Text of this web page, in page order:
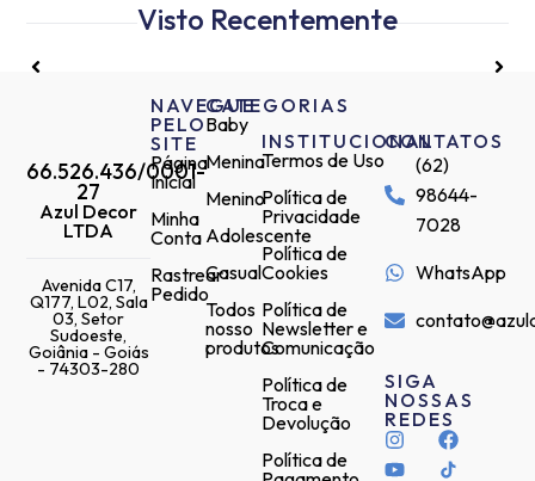
Visto Recentemente
66.526.436/0001-
27
Azul Decor
LTDA
Avenida C17,
Q177, L02, Sala
03, Setor
Sudoeste,
Goiânia - Goiás
- 74303-280
NAVEGUE
PELO
SITE
Página
Inicial
Minha
Conta
Rastrear
Pedido
CATEGORIAS
Baby
Menina
Menino
Adolescente
Casual
Todos
nosso
produtos
INSTITUCIONAL
Termos de Uso
Política de
Privacidade
Política de
Cookies
Política de
Newsletter e
Comunicação
Política de
Troca e
Devolução
Política de
CONTATOS
(62)
98644-
7028
WhatsApp
SIGA
NOSSAS
REDES